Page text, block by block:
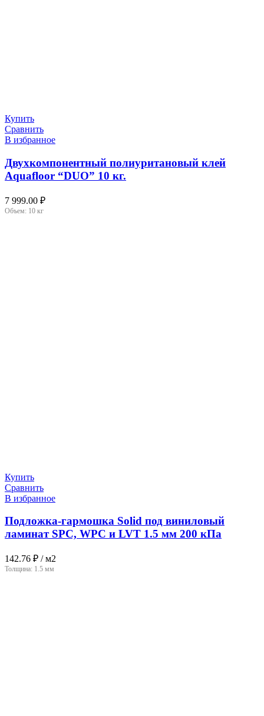
Купить
Сравнить
В избранное
Двухкомпонентный полиуритановый клей
Aquafloor “DUO” 10 кг.
7 999.00 ₽
Объем: 10 кг
Купить
Сравнить
В избранное
Подложка-гармошка Solid под виниловый
ламинат SPC, WPC и LVT 1.5 мм 200 кПа
142.76 ₽ / м2
Толщина: 1.5 мм